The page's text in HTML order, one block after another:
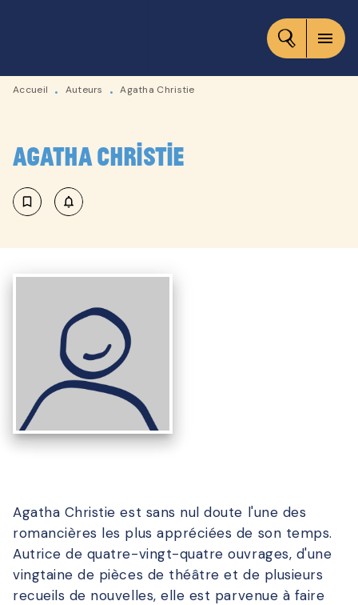
CONTENU
menu
Accueil • Auteurs • Agatha Christie
Agatha Christie
bookmark_border notifications_none_outlined
Agatha Christie est sans nul doute l'une des
romancières les plus appréciées de son temps.
Autrice de quatre-vingt-quatre ouvrages, d'une
vingtaine de pièces de théâtre et de plusieurs
recueils de nouvelles, elle est parvenue à faire